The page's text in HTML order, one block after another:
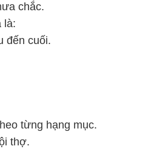
chắc.
là:
đến cuối.
từng hạng mục.
thợ.